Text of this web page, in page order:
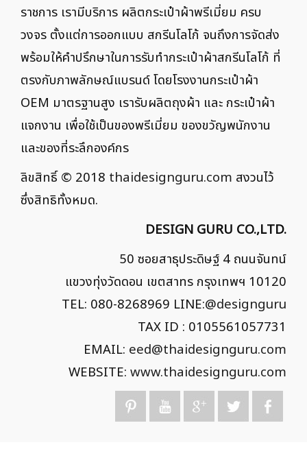
ราชการ เรามีบริการ ผลิตกระเป๋าผ้าพรีเมี่ยม ครบ
วงจร ตั้งแต่การออกแบบ สกรีนโลโก้ จนถึงการจัดส่ง
พร้อมให้คำปรึกษาในการรับทำกระเป๋าผ้าสกรีนโลโก้ ที่
ตรงกับภาพลักษณ์แบรนด์ โดยโรงงานกระเป๋าผ้า
OEM มาตรฐานสูง เรารับผลิตถุงผ้า และ กระเป๋าผ้า
แจกงาน เพื่อใช้เป็นของพรีเมี่ยม ของขวัญพนักงาน
และของที่ระลึกองค์กร
ลิขสิทธิ์ © 2018 thaidesignguru.com สงวนไว้
ซึ่งสิทธิทั้งหมด.
DESIGN GURU CO.,LTD.
50 ซอยสาธุประดิษฐ์ 4 ถนนจันทน์
แขวงทุ่งวัดดอน เขตสาทร กรุงเทพฯ 10120
TEL: 080-8268969 LINE:@designguru
TAX ID : 0105561057731
EMAIL: eed@thaidesignguru.com
WEBSITE: www.thaidesignguru.com